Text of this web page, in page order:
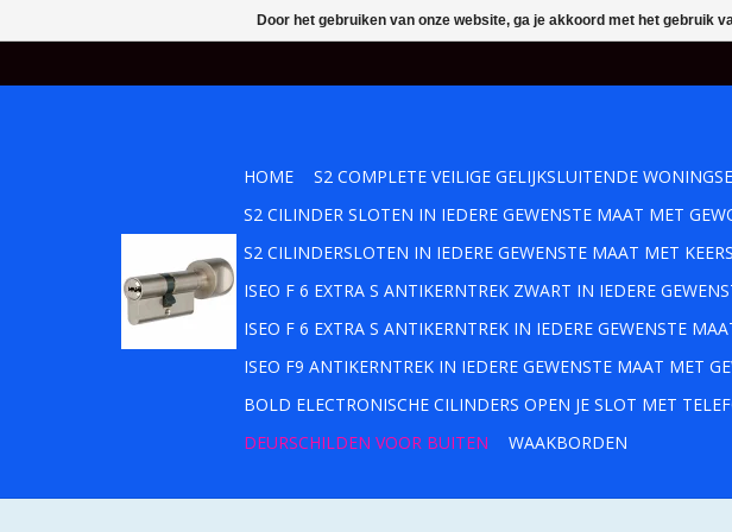
HOME
S2 COMPLETE VEILIGE GELIJKSLUITENDE
S2 CILINDER SLOTEN IN IEDERE GEWENSTE MAAT MET
S2 CILINDERSLOTEN IN IEDERE GEWENSTE MAAT MET
ISEO F 6 EXTRA S ANTIKERNTREK ZWART IN IEDERE
ISEO F 6 EXTRA S ANTIKERNTREK IN IEDERE GEWENSTE
ISEO F9 ANTIKERNTREK IN IEDERE GEWENSTE MAAT MET
BOLD ELECTRONISCHE CILINDERS OPEN JE SLOT MET
DEURSCHILDEN VOOR BUITEN
WAAKBORDEN
Door het gebruiken van onze website, ga je akkoord met het gebruik